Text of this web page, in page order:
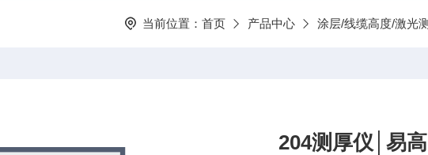
当前位置：首页 产品中心 涂层/线缆高度/激光
204测厚仪│易